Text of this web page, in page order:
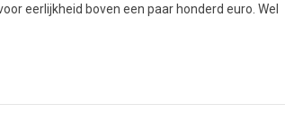
eerlijkheid boven een paar honderd euro. Wel